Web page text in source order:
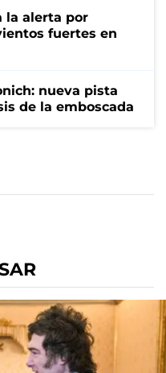
la alerta por
fuertes en
nueva pista
de la emboscada